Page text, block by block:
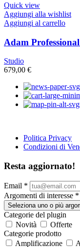
Quick view
Aggiungi alla wishlist
Aggiungi al carrello
Adam
Studio
679,00 €
Politica Privacy
Condizioni di
Resta aggiornato!
Email *
Argomenti di interesse *
Seleziona uno o più
Categorie del plugin
Novità
Offerte
Categorie prodotto
Amplificazione